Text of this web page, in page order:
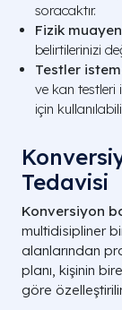
soracaktır.
Fizik
belirtilerinizi
Testler
ve kan testleri
için
Tedavisi
Konversiyon
multidisipliner
alanlarından
planı, kişinin
göre